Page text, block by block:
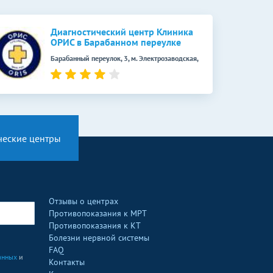
Диагностический центр Клиника
ОРИС в Барабанном переулке
Барабанный переулок, 3, м. Электрозаводская,
центры
и
Отзывы о центрах
Противопоказания к МРТ
Противопоказания к КТ
Болезни нервной системы
FAQ
Контакты